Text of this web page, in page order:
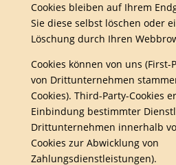
Cookies bleiben auf Ihrem
Sie diese selbst löschen oder
Löschung durch Ihren
Cookies können von uns (First-
von Drittunternehmen
Cookies). Third-Party-Cookies
Einbindung bestimmter
Drittunternehmen innerhalb
Cookies zur Abwicklung von
Zahlungsdienstleistungen).